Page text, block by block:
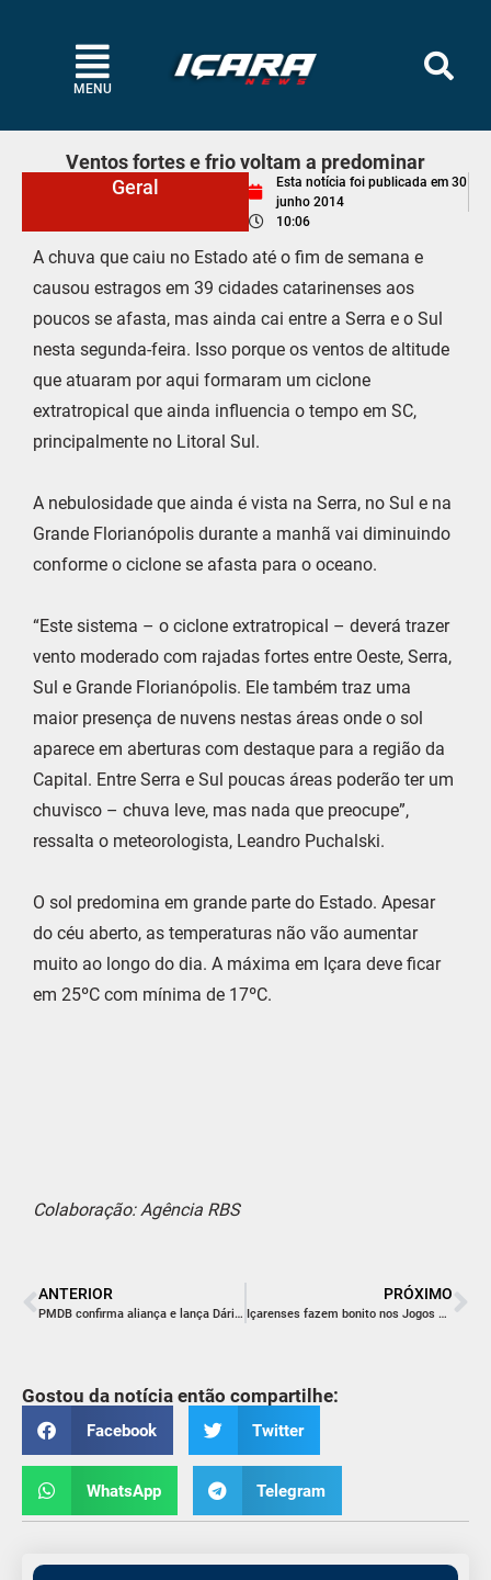
MENU
Ventos fortes e frio voltam a predominar
Geral
Esta notícia foi publicada em 30
junho 2014
10:06
A chuva que caiu no Estado até o fim de semana e
causou estragos em 39 cidades catarinenses aos
poucos se afasta, mas ainda cai entre a Serra e o Sul
nesta segunda-feira. Isso porque os ventos de altitude
que atuaram por aqui formaram um ciclone
extratropical que ainda influencia o tempo em SC,
principalmente no Litoral Sul.
A nebulosidade que ainda é vista na Serra, no Sul e na
Grande Florianópolis durante a manhã vai diminuindo
conforme o ciclone se afasta para o oceano.
“Este sistema – o ciclone extratropical – deverá trazer
vento moderado com rajadas fortes entre Oeste, Serra,
Sul e Grande Florianópolis. Ele também traz uma
maior presença de nuvens nestas áreas onde o sol
aparece em aberturas com destaque para a região da
Capital. Entre Serra e Sul poucas áreas poderão ter um
chuvisco – chuva leve, mas nada que preocupe”,
ressalta o meteorologista, Leandro Puchalski.
O sol predomina em grande parte do Estado. Apesar
do céu aberto, as temperaturas não vão aumentar
muito ao longo do dia. A máxima em Içara deve ficar
em 25ºC com mínima de 17ºC.
Colaboração: Agência RBS
ANTERIOR
PMDB confirma aliança e lança Dário ao Senado
PRÓXIMO
Içarenses fazem bonito nos Jogos Abertos de SP
Gostou da notícia então compartilhe:
Facebook Twitter
WhatsApp Telegram